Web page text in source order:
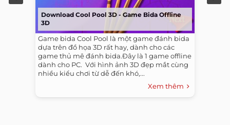
Download Cool Pool 3D - Game Bida Offline
3D
Game bida Cool Pool là một game đánh bida
dựa trên đồ họa 3D rất hay, dành cho các
game thủ mê đánh bida.Đây là 1 game offline
dành cho PC. ​ Với hình ảnh 3D đẹp mắt cùng
nhiều kiểu chơi từ dễ đến khó,...
Xem thêm